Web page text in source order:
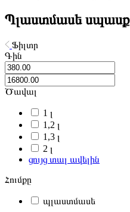
Պլաստմասե սպասք
Ֆիլտր
Գին
Ծավալ
1 լ
1,2 լ
1,3 լ
2 լ
ցույց տալ ավելին
Հումքը
պլաստմասե